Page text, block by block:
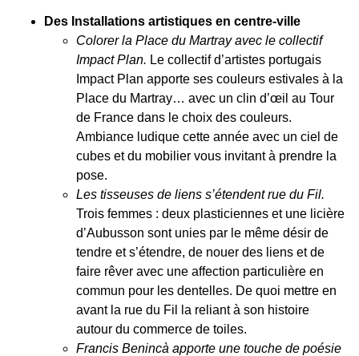
Des Installations artistiques en centre-ville
Colorer la Place du Martray avec le collectif
Impact Plan. Le collectif d’artistes portugais
Impact Plan apporte ses couleurs estivales à la
Place du Martray… avec un clin d’œil au Tour
de France dans le choix des couleurs.
Ambiance ludique cette année avec un ciel de
cubes et du mobilier vous invitant à prendre la
pose.
Les tisseuses de liens s’étendent rue du Fil.
Trois femmes : deux plasticiennes et une licière
d’Aubusson sont unies par le même désir de
tendre et s’étendre, de nouer des liens et de
faire rêver avec une affection particulière en
commun pour les dentelles. De quoi mettre en
avant la rue du Fil la reliant à son histoire
autour du commerce de toiles.
Francis Benincà apporte une touche de poésie